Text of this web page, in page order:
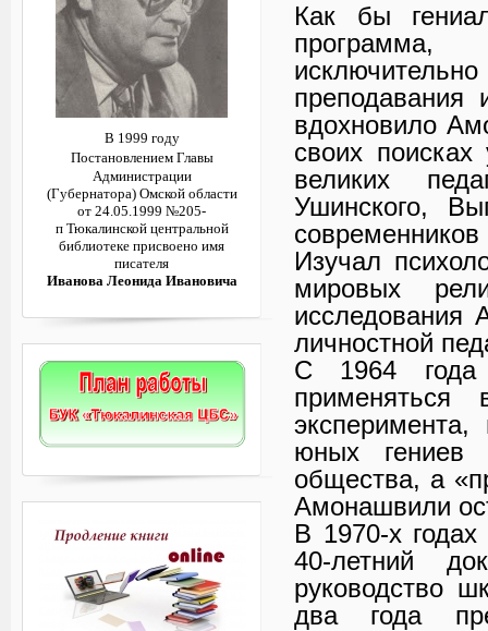
Как бы
вдохновило
своих
великих
Ушинского,
Изучал
мировых
исследования
личностной
С 1964 года
применяться
юных гениев
общества, а
Амонашвили
В 1970-х
40-летний
руководство
два года
В 1999 году
Постановлением Главы
Администрации
(Губернатора) Омской области
от 24.05.1999 №205-
п Тюкалинской центральной
библиотеке присвоено имя
писателя
Иванова Леонида Ивановича